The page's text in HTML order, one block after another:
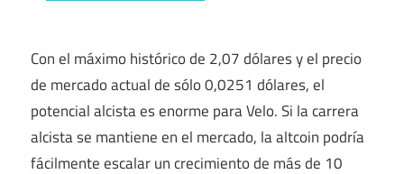
Con el máximo histórico de 2,07 dólares y el precio
de mercado actual de sólo 0,0251 dólares, el
potencial alcista es enorme para Velo. Si la carrera
alcista se mantiene en el mercado, la altcoin podría
fácilmente escalar un crecimiento de más de 10